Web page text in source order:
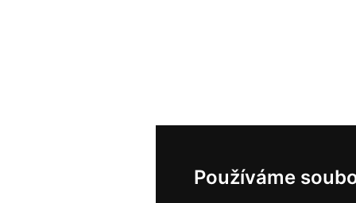
Používáme